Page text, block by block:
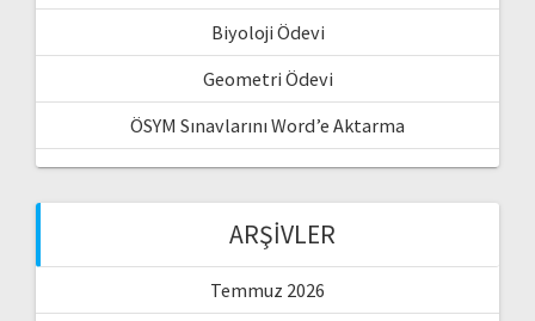
Biyoloji Ödevi
Geometri Ödevi
ÖSYM Sınavlarını Word’e Aktarma
ARŞIVLER
Temmuz 2026